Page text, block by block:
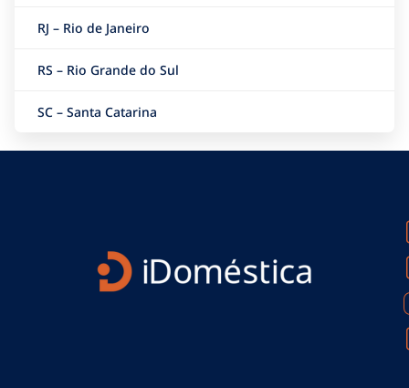
RJ – Rio de Janeiro
RS – Rio Grande do Sul
SC – Santa Catarina